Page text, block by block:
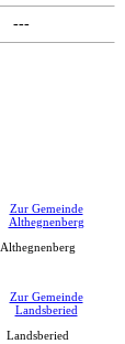
---
Althegnenberg
Landsberied